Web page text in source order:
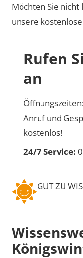
Möchten Sie nicht
unsere
Rufen
an
Anruf und
kostenlos!
24/7 Service:
GUT ZU